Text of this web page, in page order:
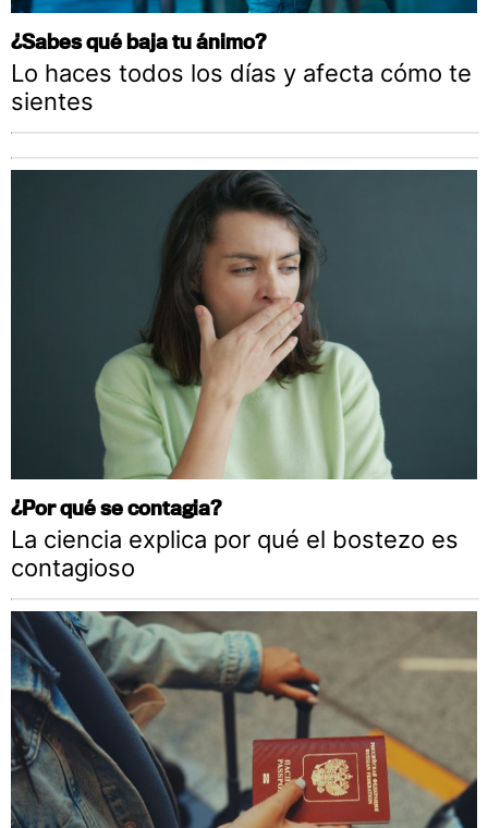
¿Sabes qué baja tu ánimo?
Lo haces todos los días y afecta cómo te
sientes
¿Por qué se contagia?
La ciencia explica por qué el bostezo es
contagioso